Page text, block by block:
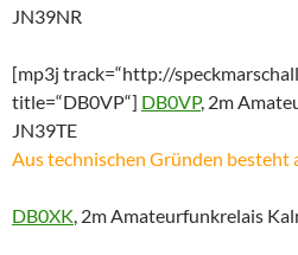
JN39NR
[mp3j track=“http://
title=“DB0VP“] DB0VP, 2m
JN39TE
Aus technischen Gründen
DB0XK, 2m Amateurfunkrelais